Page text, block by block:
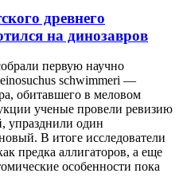
древнего
на динозавров
первую научно
schwimmeri —
обитавшего в меловом
ученые провели ревизию
упразднили один
В итоге исследователи
предка аллигаторов, а еще
особенности пока